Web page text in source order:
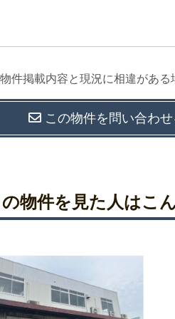
件掲載内容と現況に相違がある
この物件を問い合わせ
物件を見た人はこ